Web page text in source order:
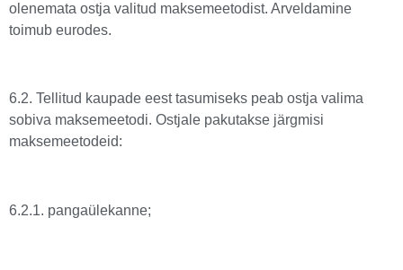
olenemata ostja valitud maksemeetodist. Arveldamine
toimub eurodes.
6.2. Tellitud kaupade eest tasumiseks peab ostja valima
sobiva maksemeetodi. Ostjale pakutakse järgmisi
maksemeetodeid:
6.2.1. pangaülekanne;